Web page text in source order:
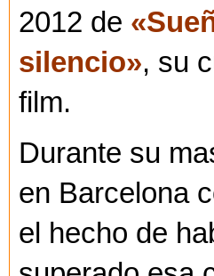
2012 de
silencio», su
film.
Durante su
en Barcelona
el hecho de